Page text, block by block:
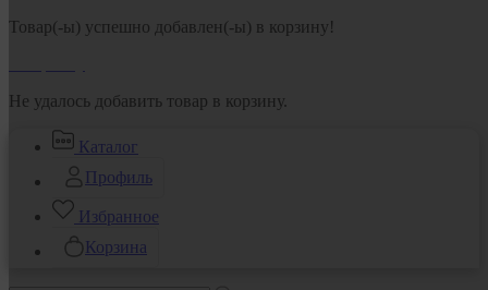
Товар(-ы) успешно добавлен(-ы) в корзину!
Не удалось добавить товар в корзину.
Каталог
Профиль
Избранное
Корзина